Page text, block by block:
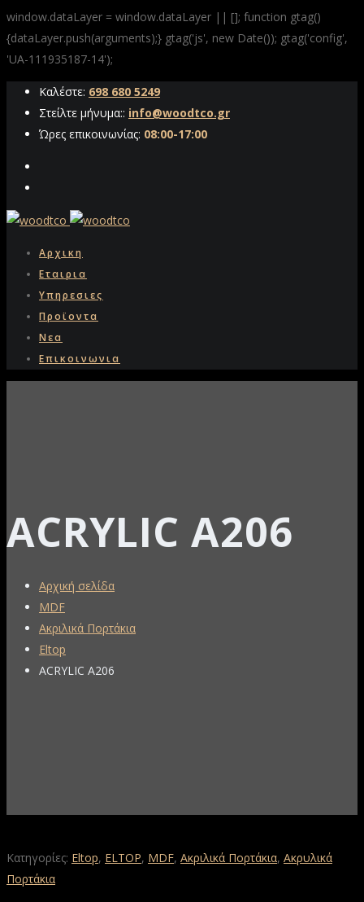
window.dataLayer = window.dataLayer || []; function gtag()
{dataLayer.push(arguments);} gtag('js', new Date()); gtag('config',
'UA-111935187-14');
Καλέστε: 698 680 5249
Στείλτε μήνυμα:: info@woodtco.gr
Ώρες επικοινωνίας: 08:00-17:00
Αρχικη
Εταιρια
Υπηρεσιες
Προϊοντα
Νεα
Επικοινωνια
ACRYLIC A206
Αρχική σελίδα
MDF
Ακριλικά Πορτάκια
Eltop
ACRYLIC A206
Κατηγορίες: Eltop, ELTOP, MDF, Ακριλικά Πορτάκια, Ακρυλικά
Πορτάκια